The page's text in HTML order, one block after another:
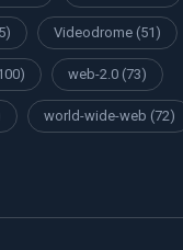
Videodrome (51)
web-2.0 (73)
world-wide-web (72)